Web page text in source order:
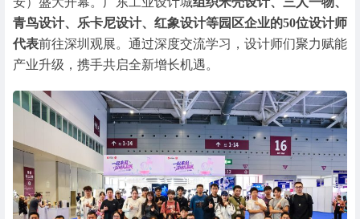
青鸟设计、乐卡尼设计、红象设计等园区企业的50位设计师
代表前往深圳观展。通过深度交流学习，设计师们聚力赋能
产业升级，携手共启全新增长机遇。